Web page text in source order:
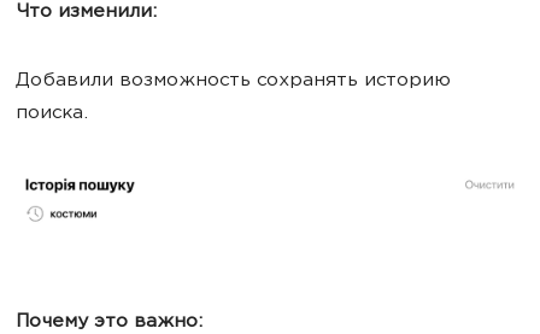
Что изменили:
Добавили возможность сохранять историю
поиска.
Почему это важно: